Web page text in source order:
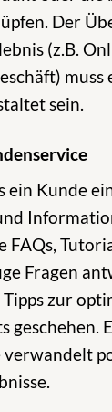
Der
(z.B.
muss
sein.
ein Kunde
FAQs,
Fragen
zur
geschehen.
verwandelt